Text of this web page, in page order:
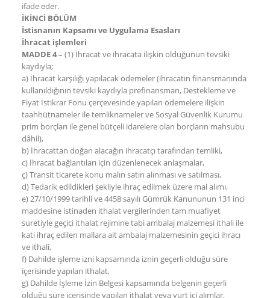
ifade eder.
İKİNCİ BÖLÜM
İstisnanın Kapsamı ve Uygulama Esasları
İhracat işlemleri
MADDE 4 – (1) İhracat ve ihracata ilişkin olduğunun tevsiki
kaydıyla;
a) İhracat karşılığı yapılacak ödemeler (ihracatın finansmanında
kullanıldığının tevsiki kaydıyla prefinansman, Destekleme ve
Fiyat İstikrar Fonu çerçevesinde yapılan ödemelere ilişkin
taahhütnameler ile temliknameler ve Sosyal Güvenlik Kurumu
prim borçları ile genel bütçeli idarelere olan borçların mahsubu
dâhil),
b) İhracattan doğan alacağın ihracatçı tarafından temliki,
c) İhracat bağlantıları için düzenlenecek anlaşmalar,
ç) Transit ticarete konu malın satın alınması ve satılması,
d) Tedarik edildikleri şekliyle ihraç edilmek üzere mal alımı,
e) 27/10/1999 tarihli ve 4458 sayılı Gümrük Kanununun 131 inci
maddesine istinaden ithalat vergilerinden tam muafiyet
suretiyle geçici ithalat rejimine tabi ambalaj malzemesi ithali ile
kati ihraç edilen mallara ait ambalaj malzemesinin geçici ihracı
ve ithali,
f) Dahilde işleme izni kapsamında iznin geçerli olduğu süre
içerisinde yapılan ithalat,
g) Dahilde İşleme İzin Belgesi kapsamında belgenin geçerli
olduğu süre içerisinde yapılan ithalat veya yurt içi alımlar,